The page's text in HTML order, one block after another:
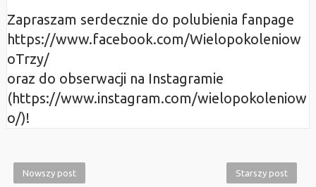
Zapraszam serdecznie do polubienia fanpage
https://www.facebook.com/Wielopokoleniow
oTrzy/
oraz do obserwacji na Instagramie
(https://www.instagram.com/wielopokoleniow
o/)!
Nowszy post Starszy post